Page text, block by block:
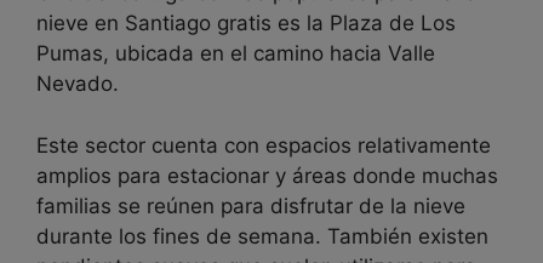
nieve en Santiago gratis es la Plaza de Los
Pumas, ubicada en el camino hacia Valle
Nevado.
Este sector cuenta con espacios relativamente
amplios para estacionar y áreas donde muchas
familias se reúnen para disfrutar de la nieve
durante los fines de semana. También existen